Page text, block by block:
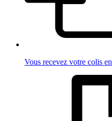
Vous recevez votre colis